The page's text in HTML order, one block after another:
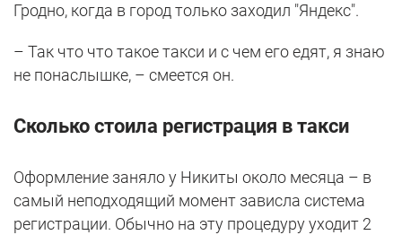
Гродно, когда в город только заходил "Яндекс".
– Так что что такое такси и с чем его едят, я знаю
не понаслышке, – смеется он.
Сколько стоила регистрация в такси
Оформление заняло у Никиты около месяца – в
самый неподходящий момент зависла система
регистрации. Обычно на эту процедуру уходит 2